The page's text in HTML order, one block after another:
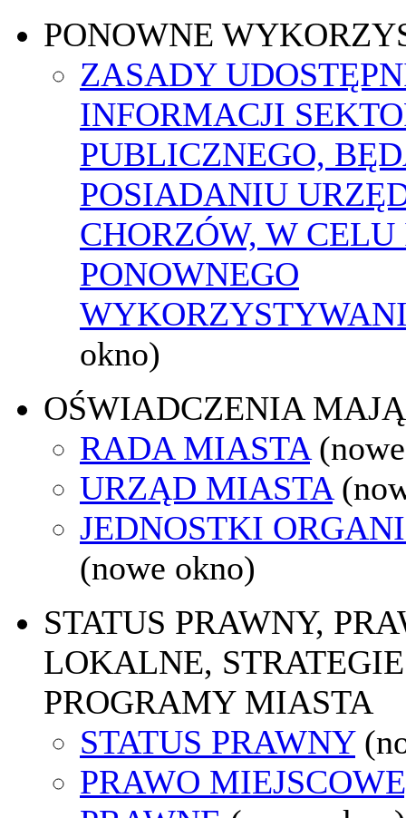
PONOWNE
ZASADY
INFORMACJI
PUBLICZNEGO,
POSIADANIU
CHORZÓW, W
PONOWNEGO
okno)
OŚWIADCZENIA
RADA MIASTA
URZĄD MIASTA
JEDNOSTKI
(nowe okno)
STATUS PRAWNY,
LOKALNE,
PROGRAMY MIASTA
STATUS PRAWNY
PRAWO